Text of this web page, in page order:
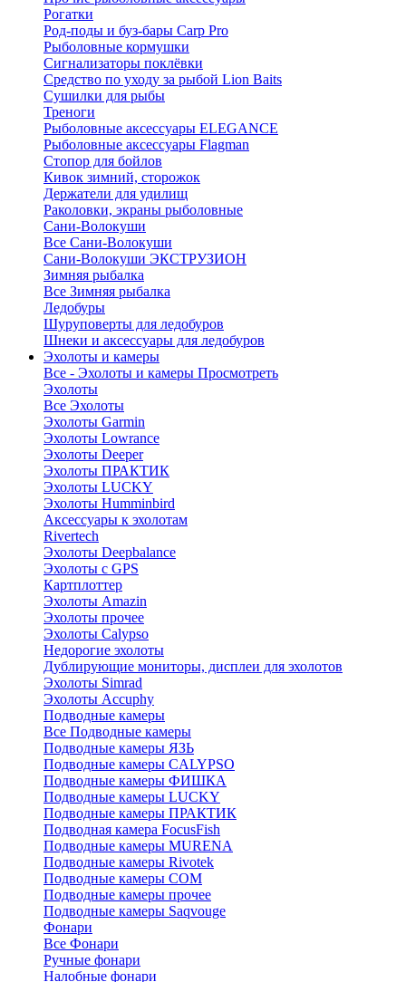
Рогатки
Род-поды и буз-бары Carp Pro
Рыболовные кормушки
Сигнализаторы поклёвки
Средство по уходу за рыбой Lion Baits
Сушилки для рыбы
Треноги
Рыболовные аксессуары ELEGANCE
Рыболовные аксессуары Flagman
Стопор для бойлов
Кивок зимний, сторожок
Держатели для удилищ
Раколовки, экраны рыболовные
Сани-Волокуши
Все Сани-Волокуши
Сани-Волокуши ЭКСТРУЗИОН
Зимняя рыбалка
Все Зимняя рыбалка
Ледобуры
Шуруповерты для ледобуров
Шнеки и аксессуары для ледобуров
Эхолоты и камеры
Все - Эхолоты и камеры Просмотреть
Эхолоты
Все Эхолоты
Эхолоты Garmin
Эхолоты Lowrance
Эхолоты Deeper
Эхолоты ПРАКТИК
Эхолоты LUCKY
Эхолоты Humminbird
Аксессуары к эхолотам
Rivertech
Эхолоты Deepbalance
Эхолоты с GPS
Картплоттер
Эхолоты Amazin
Эхолоты прочее
Эхолоты Calypso
Недорогие эхолоты
Дублирующие мониторы, дисплеи для эхолотов
Эхолоты Simrad
Эхолоты Accuphy
Подводные камеры
Все Подводные камеры
Подводные камеры ЯЗЬ
Подводные камеры CALYPSO
Подводные камеры ФИШКА
Подводные камеры LUCKY
Подводные камеры ПРАКТИК
Подводная камера FocusFish
Подводные камеры MURENA
Подводные камеры Rivotek
Подводные камеры СОМ
Подводные камеры прочее
Подводные камеры Saqvouge
Фонари
Все Фонари
Ручные фонари
Налобные фонари